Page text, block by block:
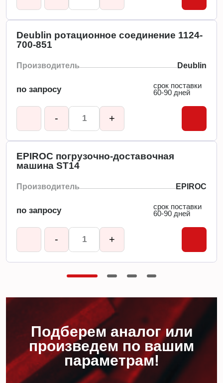
Deublin ротационное соединение 1124-
700-851
Производитель Deublin
по запросу
срок поставки
60-90 дней
- +
EPIROC погрузочно-доставочная
машина ST14
Производитель EPIROC
по запросу
срок поставки
60-90 дней
- +
Подберем аналог или
произведем по вашим
параметрам!